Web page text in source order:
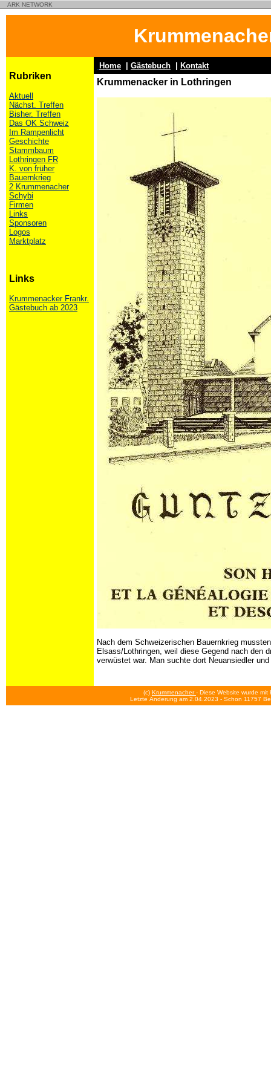
ARK NETWORK
Rubriken
Aktuell
Nächst. Treffen
Bisher. Treffen
Das OK Schweiz
Im Rampenlicht
Geschichte
Stammbaum
Lothringen FR
K. von früher
Bauernkrieg
2 Krummenacher
Schybi
Firmen
Links
Sponsoren
Logos
Marktplatz
Links
Krummenacker Frankr.
Gästebuch ab 2023
Home Gästebuch Kontakt
Krummenacker in Lothringen
Nach dem Schweizerischen Bauernkrieg
Elsass/Lothringen, weil diese Gegend nach den
verwüstet war. Man suchte dort Neuansiedler
(c) Krummenacher- Diese Website wurde mit
Letzte Änderung am 2.04.2023 - Schon 11757